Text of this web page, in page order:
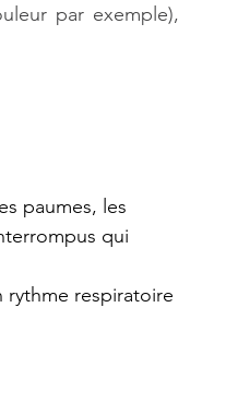
par exemple),
paumes, les
qui
rythme respiratoire